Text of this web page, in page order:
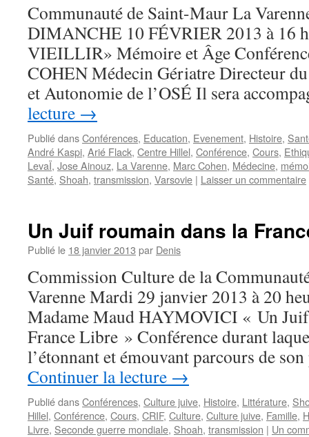
Communauté de Saint-Maur La
DIMANCHE 10 FÉVRIER 2013 à 16
VIEILLIR» Mémoire et Âge
COHEN Médecin Gériatre Directeur
et Autonomie de l’OSÉ Il sera
lecture →
Publié dansConférences, Education, Evenement, Histoire,
André Kaspi, Arié Flack, Centre Hillel, Conférence, Cours,
LevaÏ, Jose Ainouz, La Varenne, Marc Cohen, Médecine,
Santé, Shoah, transmission, Varsovie | Laisser un commentaire
Un Juif roumain dans la
Publié le 18 janvier 2013 par Denis
Commission Culture de la
Varenne Mardi 29 janvier 2013 à 20
Madame Maud HAYMOVICI « Un
France Libre » Conférence durant
l’étonnant et émouvant parcours de
Continuer la lecture →
Publié dansConférences, Culture juive, Histoire, Littérature,
Hillel, Conférence, Cours, CRIF, Culture, Culture juive, Famille,
Livre, Seconde guerre mondiale, Shoah, transmission | Un